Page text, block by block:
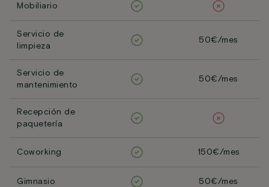
Mobiliario
Servicio de
limpieza
50€/mes
Servicio de
mantenimiento
50€/mes
Recepción de
paquetería
Coworking 150€/mes
Gimnasio 50€/mes